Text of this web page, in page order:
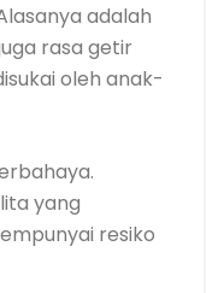
adalah
rasa getir
oleh anak-
yang
resiko